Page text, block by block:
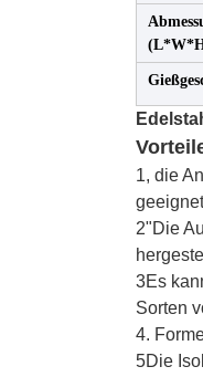
1, die
2"Die
3Es
Sorten
4.
5Die